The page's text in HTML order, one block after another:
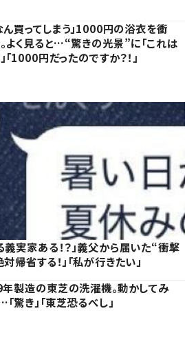
ん買ってしまう」1000円の浴衣を衝
よく見ると…“驚きの光景”に「これは
「1000円だったのですか？！」
義実家ある！？」義父から届いた“衝撃
帰省する！」「私が行きたい」
製造の東芝の洗濯機。動かしてみ
驚き」「東芝恐るべし」